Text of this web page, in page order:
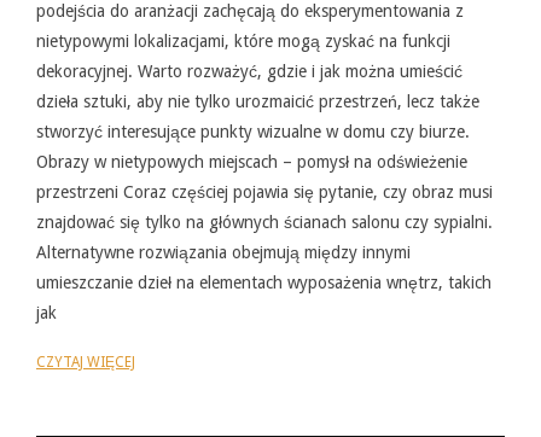
podejścia do aranżacji zachęcają do eksperymentowania z
nietypowymi lokalizacjami, które mogą zyskać na funkcji
dekoracyjnej. Warto rozważyć, gdzie i jak można umieścić
dzieła sztuki, aby nie tylko urozmaicić przestrzeń, lecz także
stworzyć interesujące punkty wizualne w domu czy biurze.
Obrazy w nietypowych miejscach – pomysł na odświeżenie
przestrzeni Coraz częściej pojawia się pytanie, czy obraz musi
znajdować się tylko na głównych ścianach salonu czy sypialni.
Alternatywne rozwiązania obejmują między innymi
umieszczanie dzieł na elementach wyposażenia wnętrz, takich
jak
CZYTAJ WIĘCEJ